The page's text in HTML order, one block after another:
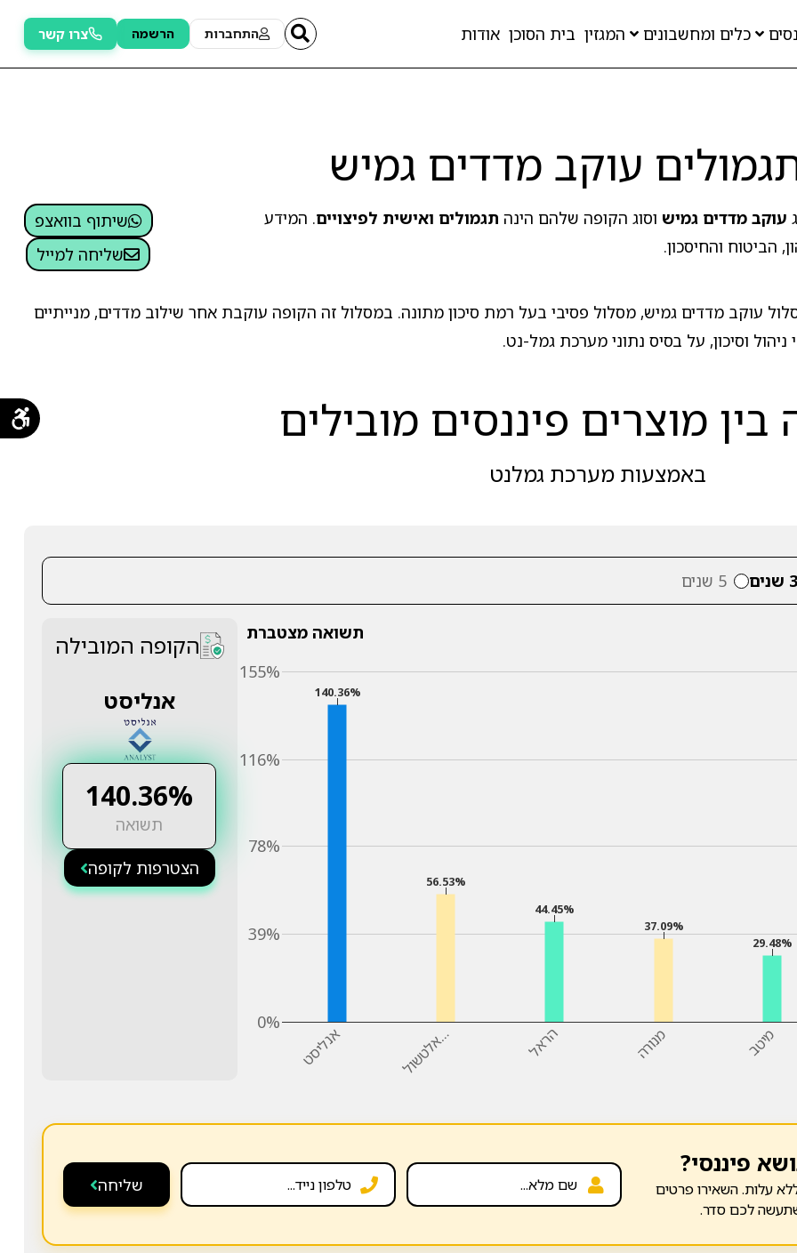
כלים ומחשבונים המגזין בית הסוכן אודות התחברות הרשמה צרו קשר
עוקב מדדים גמיש
עוקב מדדים גמיש וסוג הקופה שלהם הינה תגמולים ואישית לפיצויים. המידע
הביטוח והחיסכון.
שיתוף בוואצפ
שליחה למייל
עוקב מדדים גמיש, מסלול פסיבי בעל רמת סיכון מתונה. במסלול זה הקופה עוקבת אחר שילוב מדדים, מנייתיים
וסיכון, על בסיס נתוני מערכת גמל-נט.
בין מוצרים פיננסים מובילים
באמצעות מערכת גמלנט
3 שנים 5 שנים
תשואה מצטברת
אנליסט א
ל
ט
ש
ו
ל
… הראל מנורה מיטב
0%
39%
78%
116%
155%
140.36%
56.53%
44.45%
37.09%
29.48%
הקופה המובילה
אנליסט
140.36%
תשואה
הצטרפות לקופה
פיננסי?
עלות. השאירו פרטים
לכם סדר.
שליחה